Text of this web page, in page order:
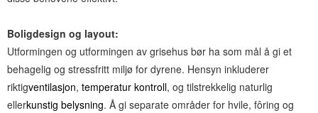
Boligdesign og layout:
Utformingen og utformingen av grisehus bør ha som mål å gi et
behagelig og stressfritt miljø for dyrene. Hensyn inkluderer
riktigventilasjon, temperatur kontroll, og tilstrekkelig naturlig
ellerkunstig belysning. Å gi separate områder for hvile, fôring og